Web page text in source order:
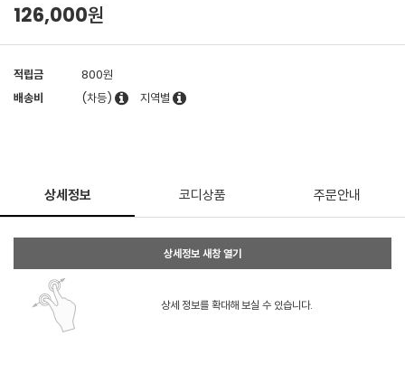
126,000원
적립금
800원
배송비
(차등) 지역별
상세정보 코디상품 주문안내
상세정보 새창 열기
상세 정보를 확대해 보실 수 있습니다.